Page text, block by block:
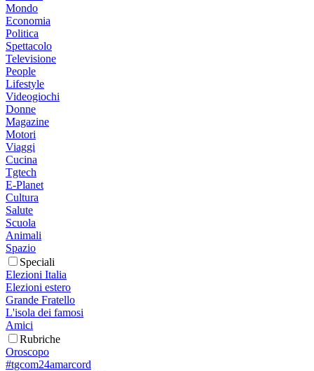
Mondo
Economia
Politica
Spettacolo
Televisione
People
Lifestyle
Videogiochi
Donne
Magazine
Motori
Viaggi
Cucina
Tgtech
E-Planet
Cultura
Salute
Scuola
Animali
Spazio
Speciali
Elezioni Italia
Elezioni estero
Grande Fratello
L'isola dei famosi
Amici
Rubriche
Oroscopo
#tgcom24amarcord